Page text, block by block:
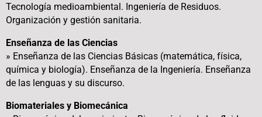
Tecnología medioambiental. Ingeniería de Residuos.
Organización y gestión sanitaria.
Enseñanza de las Ciencias
» Enseñanza de las Ciencias Básicas (matemática, física,
química y biología). Enseñanza de la Ingeniería. Enseñanza
de las lenguas y su discurso.
Biomateriales y Biomecánica